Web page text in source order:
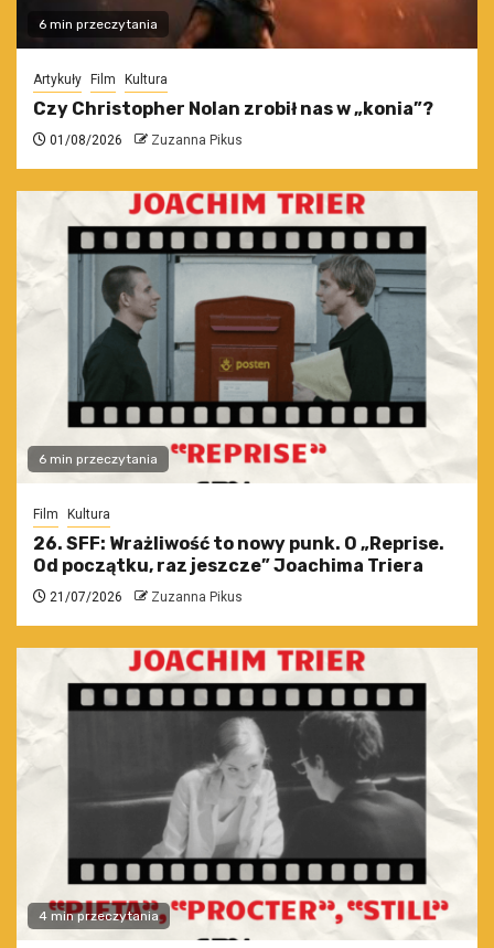
6 min przeczytania
Artykuły Film Kultura
Czy Christopher Nolan zrobił nas w „konia”?
01/08/2026 Zuzanna Pikus
6 min przeczytania
Film Kultura
26. SFF: Wrażliwość to nowy punk. O „Reprise.
Od początku, raz jeszcze” Joachima Triera
21/07/2026 Zuzanna Pikus
4 min przeczytania